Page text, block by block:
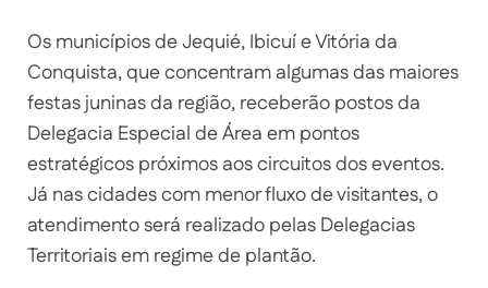
Os municípios de Jequié, Ibicuí e Vitória da
Conquista, que concentram algumas das maiores
festas juninas da região, receberão postos da
Delegacia Especial de Área em pontos
estratégicos próximos aos circuitos dos eventos.
Já nas cidades com menor fluxo de visitantes, o
atendimento será realizado pelas Delegacias
Territoriais em regime de plantão.